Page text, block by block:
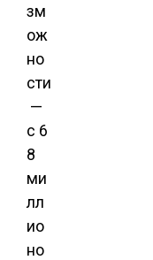
зм
ож
но
сти
—
с 6
8
ми
лл
ио
но